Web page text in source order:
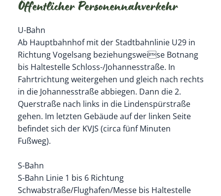
Öffentlicher Personennahverkehr
U-Bahn
Ab Hauptbahnhof mit der Stadtbahnlinie U29 in
Richtung Vogelsang beziehungsweise Botnang
bis Haltestelle Schloss-/Johannesstraße. In
Fahrtrichtung weitergehen und gleich nach rechts
in die Johannesstraße abbiegen. Dann die 2.
Querstraße nach links in die Lindenspürstraße
gehen. Im letzten Gebäude auf der linken Seite
befindet sich der KVJS (circa fünf Minuten
Fußweg).
S-Bahn
S-Bahn Linie 1 bis 6 Richtung
Schwabstraße/Flughafen/Messe bis Haltestelle